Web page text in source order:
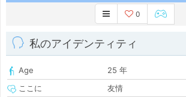
0
私のアイデンティティ
Age
25 年
ここに
友情